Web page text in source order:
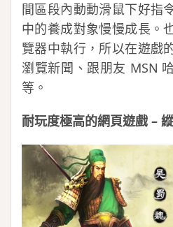
間區段內動動滑鼠下好指
中的養成對象慢慢成長。
覽器中執行，所以在遊戲
瀏覽新聞、跟朋友 MSN
等。
耐玩度極高的網頁遊戲 –